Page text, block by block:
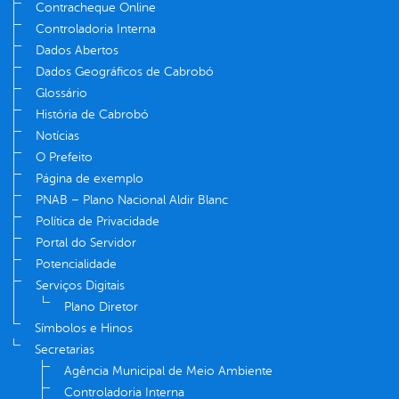
Contracheque Online
Controladoria Interna
Dados Abertos
Dados Geográficos de Cabrobó
Glossário
História de Cabrobó
Notícias
O Prefeito
Página de exemplo
PNAB – Plano Nacional Aldir Blanc
Política de Privacidade
Portal do Servidor
Potencialidade
Serviços Digitais
Plano Diretor
Símbolos e Hinos
Secretarias
Agência Municipal de Meio Ambiente
Controladoria Interna